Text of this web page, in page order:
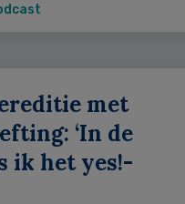
met
‘In de
ik het yes!-